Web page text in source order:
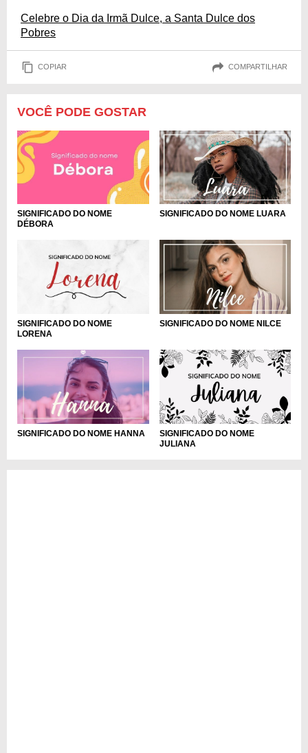
Celebre o Dia da Irmã Dulce, a Santa Dulce dos
Pobres
COPIAR COMPARTILHAR
VOCÊ PODE GOSTAR
SIGNIFICADO DO NOME
DÉBORA
SIGNIFICADO DO NOME LUARA
SIGNIFICADO DO NOME
LORENA
SIGNIFICADO DO NOME NILCE
SIGNIFICADO DO NOME HANNA
SIGNIFICADO DO NOME
JULIANA